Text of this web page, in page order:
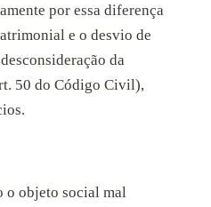
por essa diferença
e o desvio de
da
50 do Código Civil),
o objeto social mal